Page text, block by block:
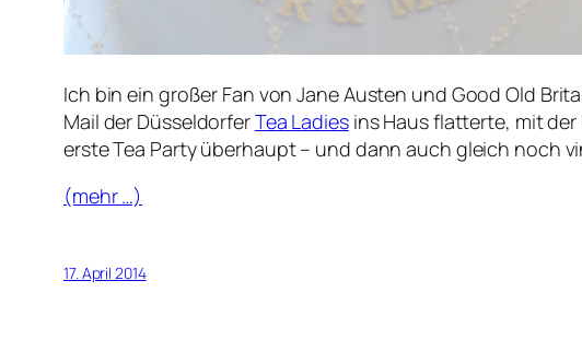
Ich bin ein großer Fan von Jane Austen und Good Old
Mail der DüsseldorferTea Ladiesins Haus flatterte, mit der
erste Tea Party überhaupt – und dann auch gleich noch
(mehr …)
17. April 2014